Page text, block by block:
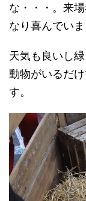
な・・・。来
なり喜んでいま
天気も良いし
動物がいるだ
す。